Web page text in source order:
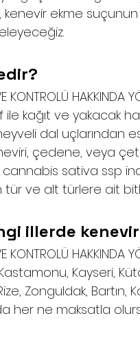
ekme suçunun
KONTROLÜ
ile kağıt ve yakacak
dal uçlarından
çedene, veya
sativa ssp
tür ve alt türlere ait
illerde
VE KONTROLÜ
Kayseri,
Zonguldak, Bartın,
her ne maksatla